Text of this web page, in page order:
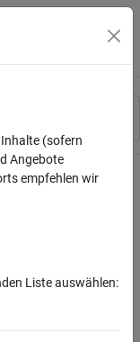
(sofern
Angebote
empfehlen wir
Liste auswählen: